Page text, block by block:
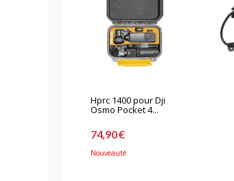
Hprc 1400 pour Dji
Osmo Pocket 4...
74,90 €
Nouveauté